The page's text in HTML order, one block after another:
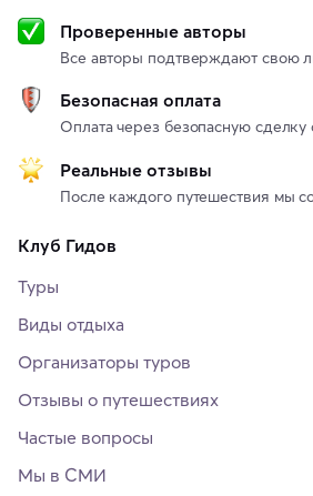
Проверенные авторы
Все авторы подтверждают свою
Безопасная оплата
Оплата через безопасную сделку
Реальные отзывы
После каждого путешествия мы
Клуб Гидов
Туры
Виды отдыха
Организаторы туров
Отзывы о путешествиях
Частые вопросы
Мы в СМИ